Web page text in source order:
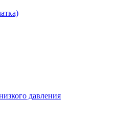
давления